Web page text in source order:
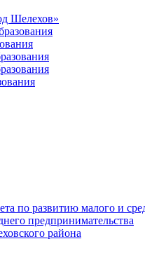
Шелехов»
по развитию малого и
предпринимательства
района